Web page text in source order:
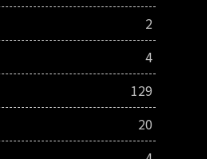
2
4
129
20